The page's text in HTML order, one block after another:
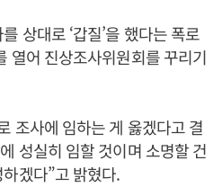
상대로 ‘갑질’을 했다는 폭로
열어 진상조사위원회를 꾸리기
조사에 임하는 게 옳겠다고 결
성실히 임할 것이며 소명할 건
겠다”고 밝혔다.